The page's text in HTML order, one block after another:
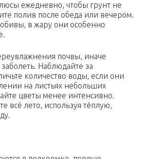
ежедневно, чтобы грунт не
полив после обеда или вечером.
в жару они особенно
почвы, иначе
Наблюдайте за
количество воды, если они
на листьях небольших
цветы менее интенсивно.
всё лето, используя тёплую,